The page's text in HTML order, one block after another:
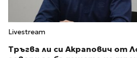
Livestream
Тръгва ли си Акрапович от